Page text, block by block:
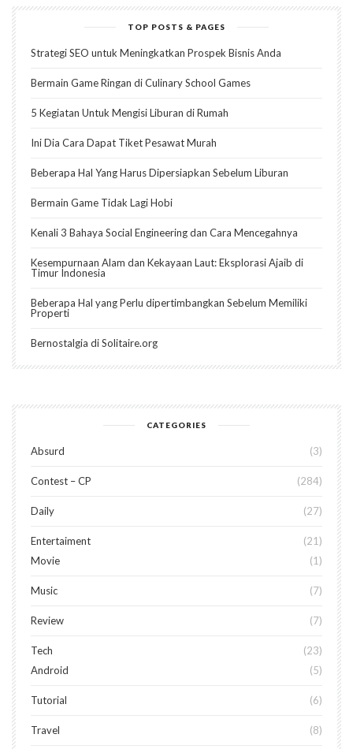
TOP POSTS & PAGES
Strategi SEO untuk Meningkatkan Prospek Bisnis Anda
Bermain Game Ringan di Culinary School Games
5 Kegiatan Untuk Mengisi Liburan di Rumah
Ini Dia Cara Dapat Tiket Pesawat Murah
Beberapa Hal Yang Harus Dipersiapkan Sebelum Liburan
Bermain Game Tidak Lagi Hobi
Kenali 3 Bahaya Social Engineering dan Cara Mencegahnya
Kesempurnaan Alam dan Kekayaan Laut: Eksplorasi Ajaib di
Timur Indonesia
Beberapa Hal yang Perlu dipertimbangkan Sebelum Memiliki
Properti
Bernostalgia di Solitaire.org
CATEGORIES
Absurd 3
Contest – CP 284
Daily 27
Entertaiment
21
Movie
1
Music 7
Review 7
Tech
23
Android
5
Tutorial 6
Travel 8